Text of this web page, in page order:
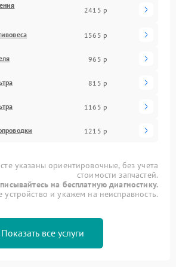
2415 р
1565 р
965 р
815 р
1165 р
1215 р
указаны ориентировочные, без учета
стоимости запчастей.
на бесплатную диагностику.
и укажем на неисправность.
Показать все услуги